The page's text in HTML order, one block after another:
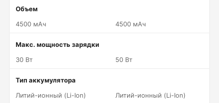
Объем
4500 мАч
4500 мАч
Макс. мощность зарядки
30 Вт
50 Вт
Тип аккумулятора
Литий-ионный (Li-Ion)
Литий-ионный (Li-Ion)